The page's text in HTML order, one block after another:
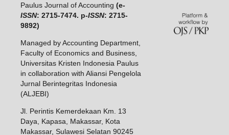
Paulus Journal of Accounting (e-
ISSN: 2715-7474. p-ISSN: 2715-
9892)
Managed by Accounting Department,
Faculty of Economics and Business,
Universitas Kristen Indonesia Paulus
in collaboration with Aliansi Pengelola
Jurnal Berintegritas Indonesia
(ALJEBI)
Jl. Perintis Kemerdekaan Km. 13
Daya, Kapasa, Makassar, Kota
Makassar, Sulawesi Selatan 90245